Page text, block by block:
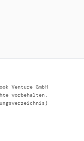
Venture GmbH
vorbehalten.